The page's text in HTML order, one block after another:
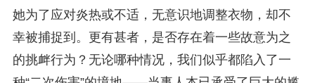
她为了应对炎热或不适，无意识地调整衣物，却不
幸被捕捉到。更有甚者，是否存在着一些故意为之
的挑衅行为？无论哪种情况，我们似乎都陷入了一